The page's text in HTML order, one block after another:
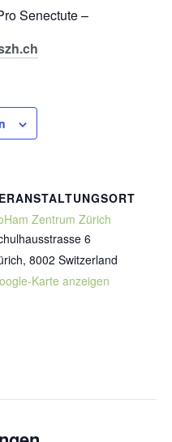
Senectute –
Zentrum Zürich
6
, 8002 Switzerland
Karte anzeigen